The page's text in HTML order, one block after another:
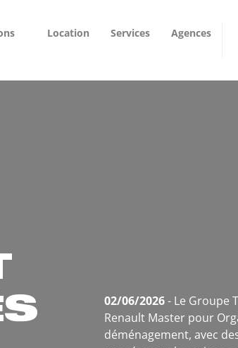
Location Services Agences
02/06/2026- Le Groupe
Renault Master pour
déménagement, avec